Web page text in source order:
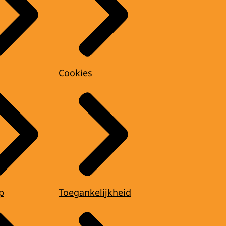
Cookies
Toegankelijkheid